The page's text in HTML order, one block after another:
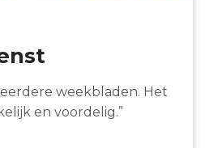
weekbladen. Het
en voordelig.”